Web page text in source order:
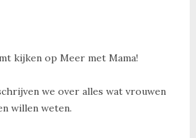
kijken op Meer met Mama!
we over alles wat vrouwen
willen weten.